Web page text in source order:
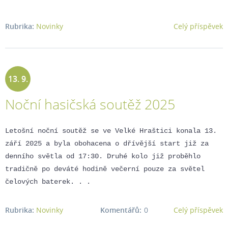
Celý příspěvek
Rubrika: Novinky
13. 9.
2025
Noční hasičská soutěž 2025
Letošní noční soutěž se ve Velké Hraštici konala 13.
září 2025 a byla obohacena o dřívější start již za
denního světla od 17:30. Druhé kolo již proběhlo
tradičně po deváté hodině večerní pouze za světel
čelových baterek. . .
Celý příspěvek
Rubrika: Novinky 0
Komentářů: